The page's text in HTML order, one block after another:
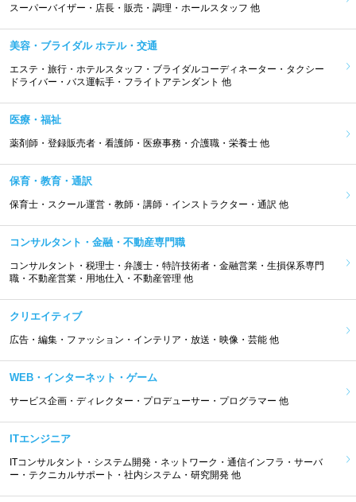
スーパーバイザー・店長・販売・調理・ホールスタッフ 他
美容・ブライダル ホテル・交通
エステ・旅行・ホテルスタッフ・ブライダルコーディネーター・タクシー
ドライバー・バス運転手・フライトアテンダント 他
医療・福祉
薬剤師・登録販売者・看護師・医療事務・介護職・栄養士 他
保育・教育・通訳
保育士・スクール運営・教師・講師・インストラクター・通訳 他
コンサルタント・金融・不動産専門職
コンサルタント・税理士・弁護士・特許技術者・金融営業・生損保系専門
職・不動産営業・用地仕入・不動産管理 他
クリエイティブ
広告・編集・ファッション・インテリア・放送・映像・芸能 他
WEB・インターネット・ゲーム
サービス企画・ディレクター・プロデューサー・プログラマー 他
ITエンジニア
ITコンサルタント・システム開発・ネットワーク・通信インフラ・サーバ
ー・テクニカルサポート・社内システム・研究開発 他